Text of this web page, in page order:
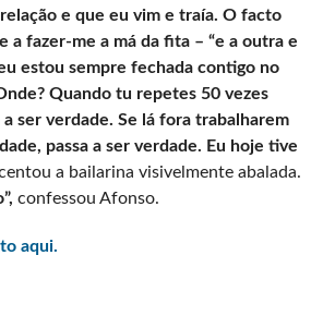
e que eu vim e traía. O facto
a fazer-me a má da fita – “e a outra e
estou sempre fechada contigo no
Quando tu repetes 50 vezes
ser verdade. Se lá fora trabalharem
passa a ser verdade. Eu hoje tive
a bailarina visivelmente abalada.
confessou Afonso.
aqui.